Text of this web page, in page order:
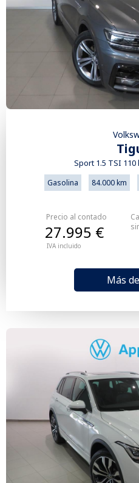
Sport 1.5 TSI 110
Gasolina 84.000 km
Precio al contado
IVA incluido
27.995 €
Más